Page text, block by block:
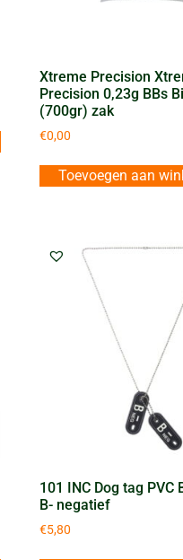
Xtreme Precision
Precision 0,23g BBs
(700gr) zak
€0,00
Toevoegen aan
101 INC Dog tag PVC
B- negatief
€5,80